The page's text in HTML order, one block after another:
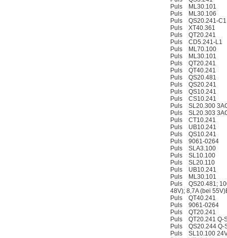
Puls ML30.101
Puls ML30.106
Puls QS20.241-C1
Puls XT40.361
Puls QT20.241
Puls CD5.241-L1
Puls ML70.100
Puls ML30.101
Puls QT20.241
Puls QT40.241
Puls QS20.481
Puls QS20.241
Puls QS10.241
Puls CS10.241
Puls SL20.300
Puls SL20.303
Puls CT10.241
Puls UB10.241
Puls QS10.241
Puls 9061-0264
Puls SLA3.100
Puls SL10.100
Puls SL20.110
Puls UB10.241
Puls ML30.101
Puls QS20.481;
48V); 8,7A (bei
Puls QT40.241
Puls 9061-0264
Puls QT20.241
Puls QT20.241 Q-
Puls QS20.244 Q-
Puls SL10.100